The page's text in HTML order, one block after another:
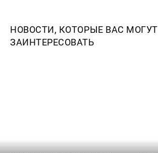
НОВОСТИ, КОТОРЫЕ ВАС МОГУТ
ЗАИНТЕРЕСОВАТЬ